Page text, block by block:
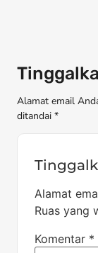
Alamat email
ditandai *
Alamat
Ruas yang
Komentar *